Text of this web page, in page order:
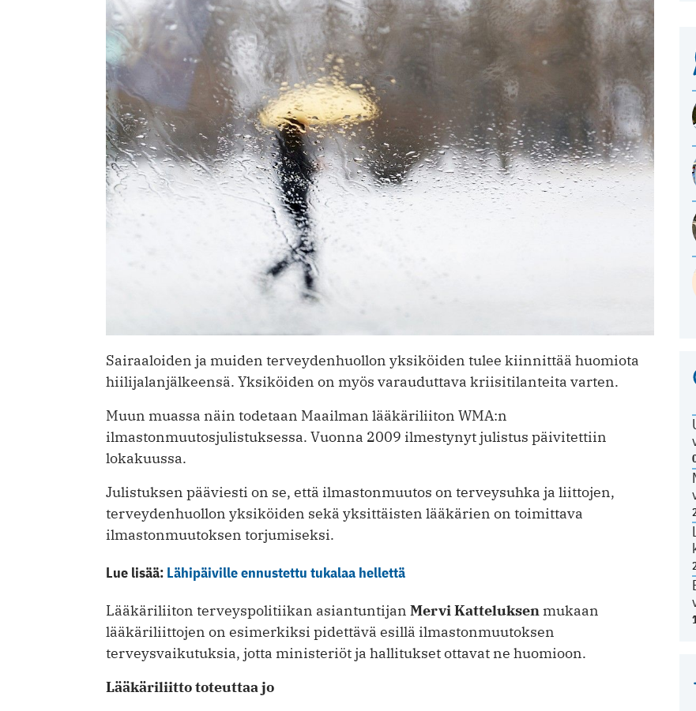
Sairaaloiden ja muiden terveydenhuollon yksiköiden tulee kiinnittää huomiota
hiilijalanjälkeensä. Yksiköiden on myös varauduttava kriisitilanteita varten.
Muun muassa näin todetaan Maailman lääkäriliiton WMA:n
ilmastonmuutosjulistuksessa. Vuonna 2009 ilmestynyt julistus päivitettiin
lokakuussa.
Julistuksen pääviesti on se, että ilmastonmuutos on terveysuhka ja liittojen,
terveydenhuollon yksiköiden sekä yksittäisten lääkärien on toimittava
ilmastonmuutoksen torjumiseksi.
Lue lisää: Lähipäiville ennustettu tukalaa hellettä
Lääkäriliiton terveyspolitiikan asiantuntijan Mervi Katteluksen mukaan
lääkäriliittojen on esimerkiksi pidettävä esillä ilmastonmuutoksen
terveysvaikutuksia, jotta ministeriöt ja hallitukset ­ottavat ne huomioon.
Lääkäriliitto toteuttaa jo